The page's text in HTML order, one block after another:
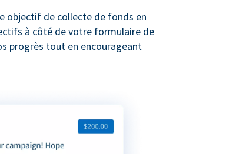
objectif de collecte de fonds en
à côté de votre formulaire de
progrès tout en encourageant